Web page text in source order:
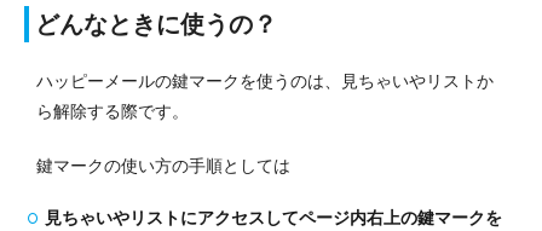
どんなときに使うの？
ハッピーメールの鍵マークを使うのは、見ちゃいやリストか
ら解除する際です。
鍵マークの使い方の手順としては
見ちゃいやリストにアクセスしてページ内右上の鍵マークを